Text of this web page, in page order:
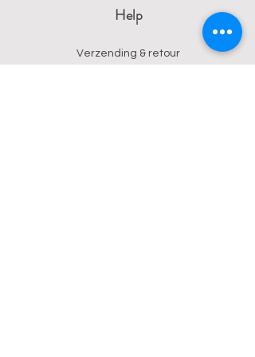
Help
Verzending & retour